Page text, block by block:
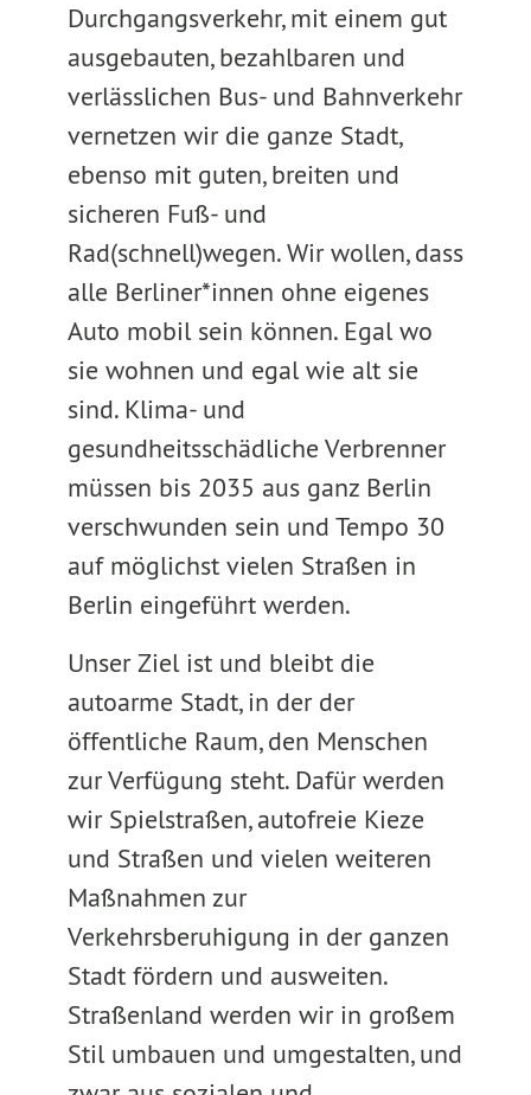
Durchgangsverkehr, mit einem gut
ausgebauten, bezahlbaren und
verlässlichen Bus- und Bahnverkehr
vernetzen wir die ganze Stadt,
ebenso mit guten, breiten und
sicheren Fuß- und
Rad(schnell)wegen. Wir wollen, dass
alle Berliner*innen ohne eigenes
Auto mobil sein können. Egal wo
sie wohnen und egal wie alt sie
sind. Klima- und
gesundheitsschädliche Verbrenner
müssen bis 2035 aus ganz Berlin
verschwunden sein und Tempo 30
auf möglichst vielen Straßen in
Berlin eingeführt werden.
Unser Ziel ist und bleibt die
autoarme Stadt, in der der
öffentliche Raum, den Menschen
zur Verfügung steht. Dafür werden
wir Spielstraßen, autofreie Kieze
und Straßen und vielen weiteren
Maßnahmen zur
Verkehrsberuhigung in der ganzen
Stadt fördern und ausweiten.
Straßenland werden wir in großem
Stil umbauen und umgestalten, und